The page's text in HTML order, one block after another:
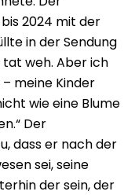
2024 mit der
in der Sendung
tat weh. Aber ich
meine Kinder
wie eine Blume
Der
dass er nach der
sei, seine
der sein, der